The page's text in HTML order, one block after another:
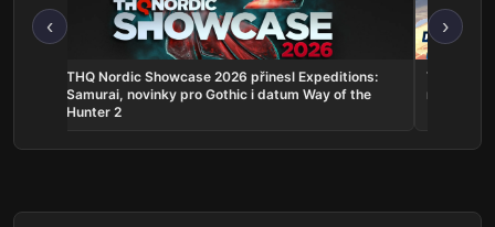
‹
THQ Nordic Showcase 2026 přinesl Expeditions:
Samurai, novinky pro Gothic i datum Way of the
Hunter 2
Trails in
novém
›